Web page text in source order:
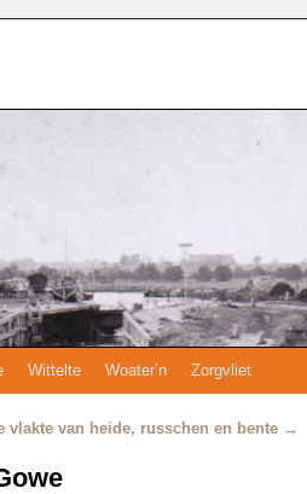
Wittelte Woater’n Zorgvliet
vlakte van heide, russchen en bente →